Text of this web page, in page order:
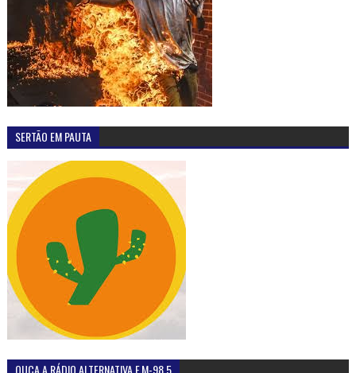
SERTÃO EM PAUTA
OUÇA A RÁDIO ALTERNATIVA F.M-98,5